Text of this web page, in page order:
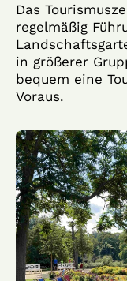
Das
regelmäßig
in größerer
bequem eine
Voraus.